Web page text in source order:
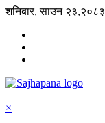
शनिबार, साउन २३,२०८३
×